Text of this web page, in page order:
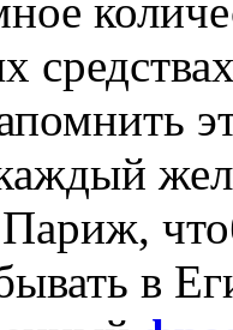
Париж,
в